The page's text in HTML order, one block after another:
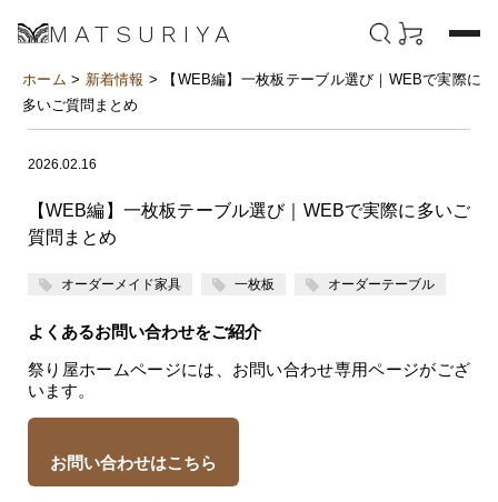
MATSURIYA
ホーム > 新着情報 > 【WEB編】一枚板テーブル選び｜WEBで実際に
多いご質問まとめ
2026.02.16
【WEB編】一枚板テーブル選び｜WEBで実際に多いご
質問まとめ
オーダーメイド家具 一枚板 オーダーテーブル
よくあるお問い合わせをご紹介
祭り屋ホームページには、お問い合わせ専用ページがござ
います。
お問い合わせはこちら